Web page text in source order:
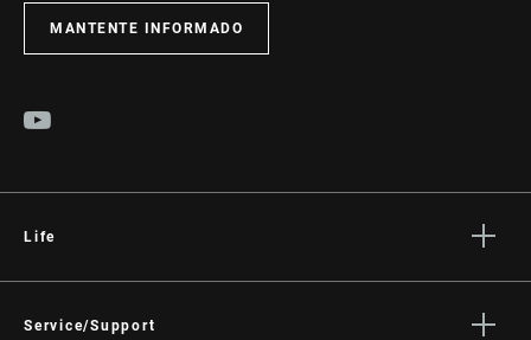
MANTENTE INFORMADO
Life
Cultura
Service/Support